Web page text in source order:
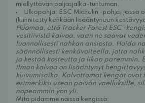
miellyttävän paljasjalka-tuntuman.
Ulkopohja: ESC Michelin -pohja, jossa
(kiinnitetty kenkään lisääntyneen
Huomaa, että Tracker Forest ESC -
vesitiivistä kalvoa, vaan ne saavat
luonnollisesti nahkan ansiosta. Hoida
säännöllisesti kenkävoiteella, jotta
ja kestää kosteutta ja likaa paremmin.
ilman kalvoa on lisääntynyt
kuivumisaika. Kalvottomat kengät ovat
esimerkiksi usean päivän vaelluksille,
nopeammin yön yli.
Mitä pidämme näissä kengissä: